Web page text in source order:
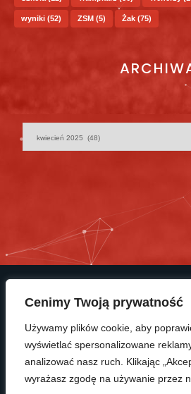
Cenimy Twoją prywatność
Używamy plików cookie, aby
wyświetlać spersonalizowane
analizować nasz ruch. Klikając
wyrażasz zgodę na używanie przez
wyniki (52) ZSM (5) Żak (75)
© Copyright 2025 KP